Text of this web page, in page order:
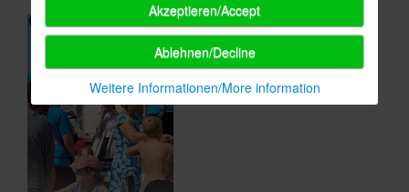
Akzeptieren/Accept
Ablehnen/Decline
Weitere Informationen/More information